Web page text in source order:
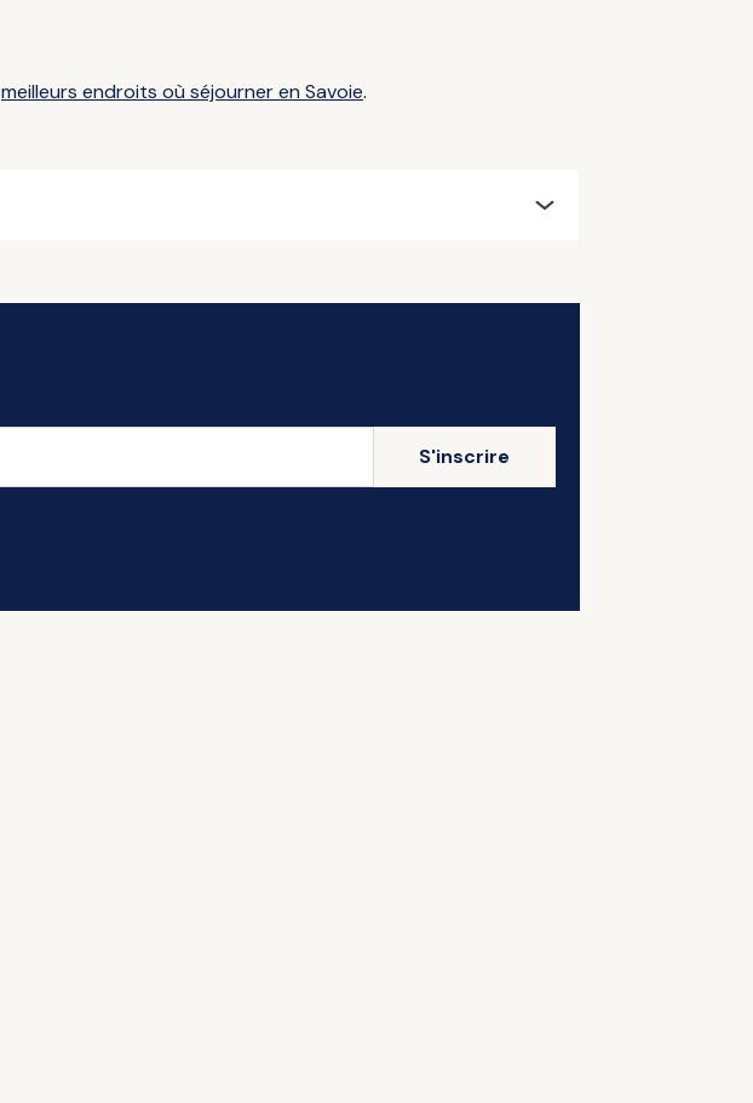
meilleurs endroits où séjourner en Savoie.
S'inscrire